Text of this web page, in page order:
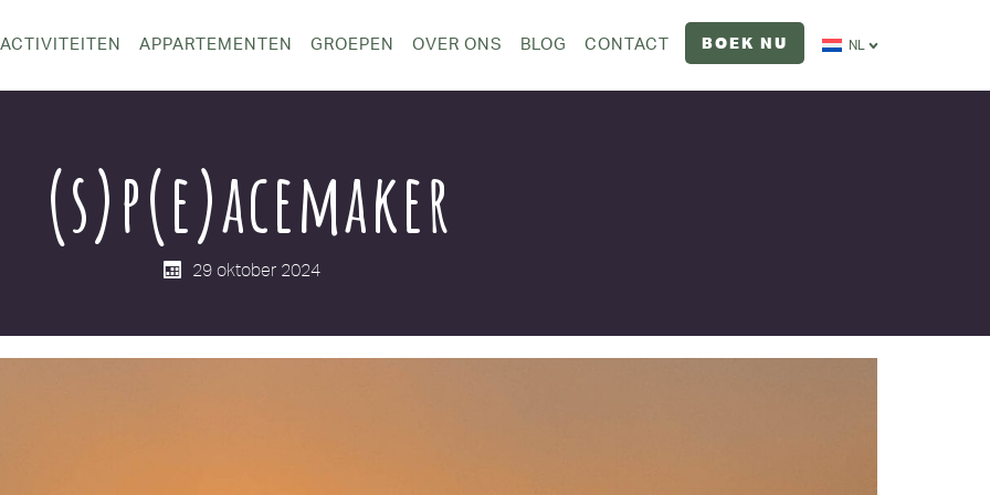
ACTIVITEITEN APPARTEMENTEN GROEPEN OVER ONS BLOG CONTACT BOEK NU NL
(s)p(e)acemaker
29 oktober 2024